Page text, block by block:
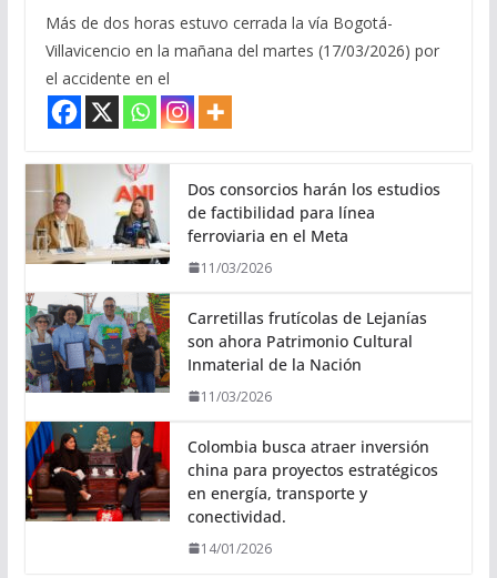
Más de dos horas estuvo cerrada la vía Bogotá-
Villavicencio en la mañana del martes (17/03/2026) por
el accidente en el
Dos consorcios harán los estudios
de factibilidad para línea
ferroviaria en el Meta
11/03/2026
Carretillas frutícolas de Lejanías
son ahora Patrimonio Cultural
Inmaterial de la Nación
11/03/2026
Colombia busca atraer inversión
china para proyectos estratégicos
en energía, transporte y
conectividad.
14/01/2026